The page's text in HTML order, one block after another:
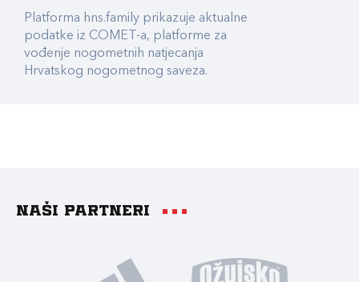
Platforma hns.family prikazuje aktualne
podatke iz COMET-a, platforme za
vođenje nogometnih natjecanja
Hrvatskog nogometnog saveza.
Naši partneri